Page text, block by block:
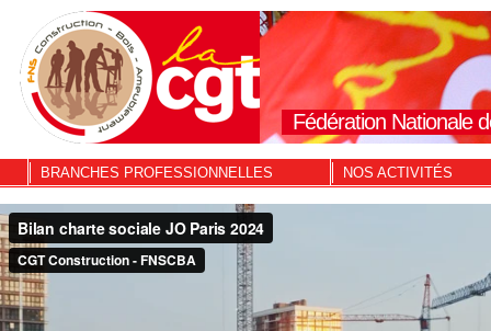
Fédération Nationale
BRANCHES PROFESSIONNELLES NOS ACTIVITÉS